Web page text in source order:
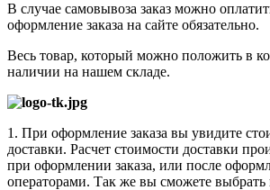
В случае самовывоза заказ можно
оформление заказа на сайте обязательно.
Весь товар, который можно положить в
наличии на нашем складе.
1. При оформление заказа вы увидите
доставки. Расчет стоимости доставки
при оформлении заказа, или после
операторами. Так же вы сможете